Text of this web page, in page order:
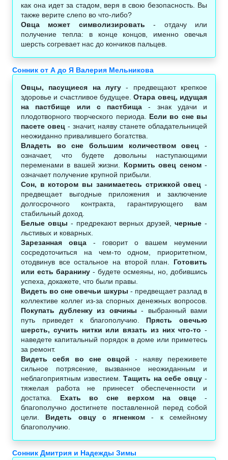
как она идет за стадом, веря в свою безопасность. Вы
также верите слепо во что-либо?
Овца может символизировать - отдачу или
получение тепла: в конце концов, именно овечья
шерсть согревает нас до кончиков пальцев.
Сонник от А до Я Валерия Мельникова
Овцы, пасущиеся на лугу - предвещают крепкое
здоровье и счастливое будущее.Отара овец, идущая
на пастбище или с пастбища - знак удачи и
плодотворного творческого периода. Если во сне вы
пасете овец- значит, наяву станете обладательницей
неожиданно привалившего богатства.
Владеть во сне большим количеством овец -
означает, что будете довольны наступающими
переменами в вашей жизни. Кормить овец сеном-
означает получение крупной прибыли.
Сон, в котором вы занимаетесь стрижкой овец -
предвещает выгодные приложения и заключение
долгосрочного контракта, гарантирующего вам
стабильный доход.
Белые овцы - предрекают верных друзей,черные -
льстивых и коварных.
Зарезанная овца - говорит о вашем неумении
сосредоточиться на чем-то одном, приоритетном,
отодвинув все остальное на второй план. Готовить
или есть баранину - будете осмеяны, но, добившись
успеха, докажете, что были правы.
Видеть во сне овечьи шкуры - предвещает разлад в
коллективе коллег из-за спорных денежных вопросов.
Покупать дубленку из овчины - выбранный вами
путь приведет к благополучию. Прясть овечью
шерсть, сучить нитки или вязать из них что-то -
наведете капитальный порядок в доме или приметесь
за ремонт.
Видеть себя во сне овцой - наяву переживете
сильное потрясение, вызванное неожиданным и
неблагоприятным известием. Тащить на себе овцу-
тяжелая работа не принесет обеспеченности и
достатка. Ехать во сне верхом на овце-
благополучно достигнете поставленной перед собой
цели. Видеть овцу с ягненком - к семейному
благополучию.
Сонник Дмитрия и Надежды Зимы